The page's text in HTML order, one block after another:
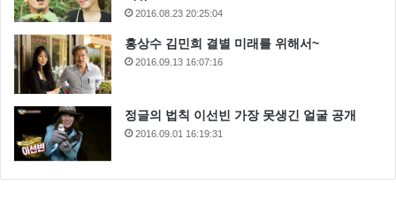
2016.08.23 20:25:04
홍상수 김민희 결별 미래를 위해서~
2016.09.13 16:07:16
정글의 법칙 이선빈 가장 못생긴 얼굴 공개
2016.09.01 16:19:31